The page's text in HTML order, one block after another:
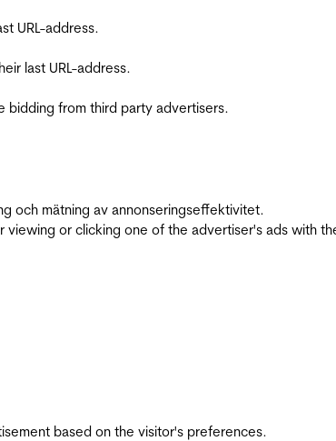
URL-address.
last URL-address.
bidding from third party advertisers.
och mätning av annonseringseffektivitet.
or clicking one of the advertiser's ads with
based on the visitor's preferences.